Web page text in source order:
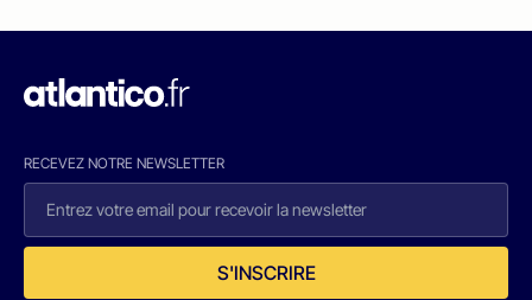
RECEVEZ NOTRE NEWSLETTER
S'INSCRIRE